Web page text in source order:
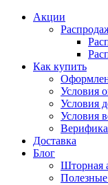
Акции
Как купить
Условия
Условия
Условия
Доставка
Блог
Шторная
Полезные